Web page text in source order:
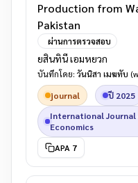
Production from
Pakistan
ผ่านการตรวจสอบ
ยสินทินี เอมหยวก
บันทึกโดย: วันนิสา เมฆทับ
journal
ปี 2025
International Journal
Economics
APA 7